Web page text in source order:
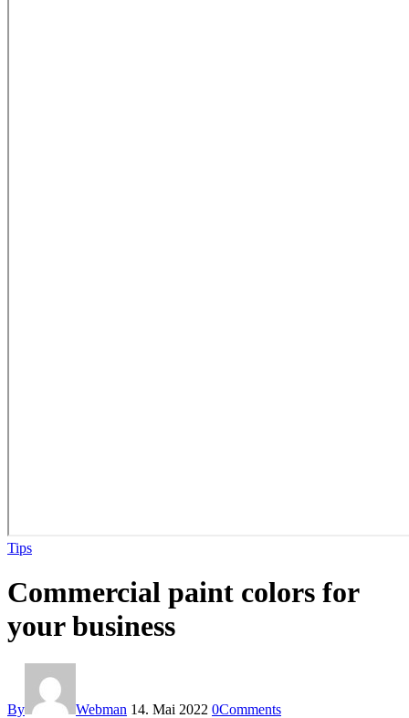
Tips
Commercial paint colors for
your business
By Webman 14. Mai 2022 0Comments